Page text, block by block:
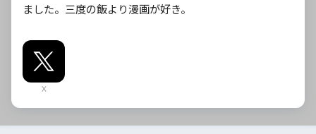
ました。三度の飯より漫画が好き。
X